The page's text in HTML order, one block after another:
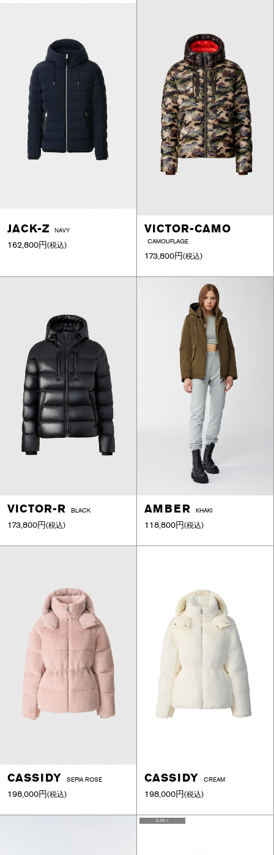
JACK-Z NAVY
162,800円(税込)
VICTOR-CAMO
CAMOUFLAGE
173,800円(税込)
VICTOR-R BLACK
173,800円(税込)
AMBER KHAKI
118,800円(税込)
CASSIDY SEPIA ROSE
198,000円(税込)
CASSIDY CREAM
198,000円(税込)
2-IN-1